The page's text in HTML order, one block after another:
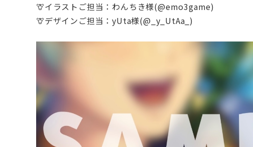
🦒イラストご担当：わんちき様(@emo3game)
🦒デザインご担当：yUta様(@_y_UtAa_)